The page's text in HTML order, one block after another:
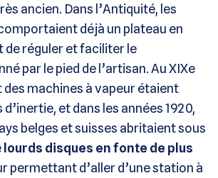
ancien. Dans l’Antiquité, les
déjà un plateau en
de réguler et faciliter le
par le pied de l’artisan. Au XIXe
des machines à vapeur étaient
et dans les années 1920,
belges et suisses abritaient sous
lourds disques en fonte de plus
permettant d’aller d’une station à